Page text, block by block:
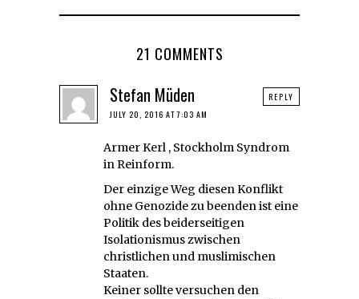
21 COMMENTS
Stefan Müden
JULY 20, 2016 AT 7:03 AM
Armer Kerl , Stockholm Syndrom
in Reinform.
Der einzige Weg diesen Konflikt
ohne Genozide zu beenden ist eine
Politik des beiderseitigen
Isolationismus zwischen
christlichen und muslimischen
Staaten.
Keiner sollte versuchen den
REPLY